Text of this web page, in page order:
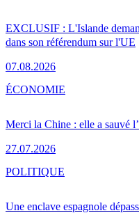
EXCLUSIF : L'Islande
dans son référendum sur l'UE
07.08.2026
Merci la Chine : elle a sauvé
27.07.2026
ÉCONOMIE
Une enclave espagnole
POLITIQUE